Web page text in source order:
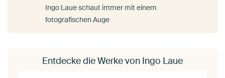
Ingo Laue schaut immer mit einem
fotografischen Auge
Entdecke die Werke von Ingo Laue